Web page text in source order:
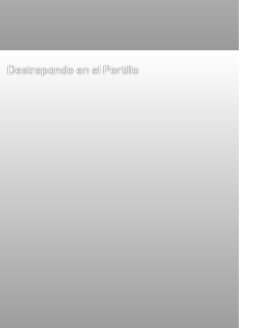
Destrepando en el Portillo